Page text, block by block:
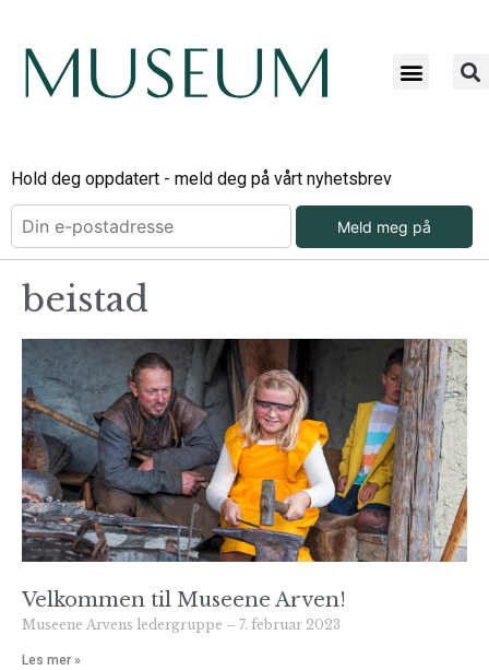
Hold deg oppdatert - meld deg på vårt nyhetsbrev
Meld meg på
beistad
Velkommen til Museene Arven!
Museene Arvens ledergruppe 7. februar 2023
Les mer »